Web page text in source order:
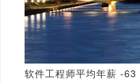
软件工程师平均年薪 -